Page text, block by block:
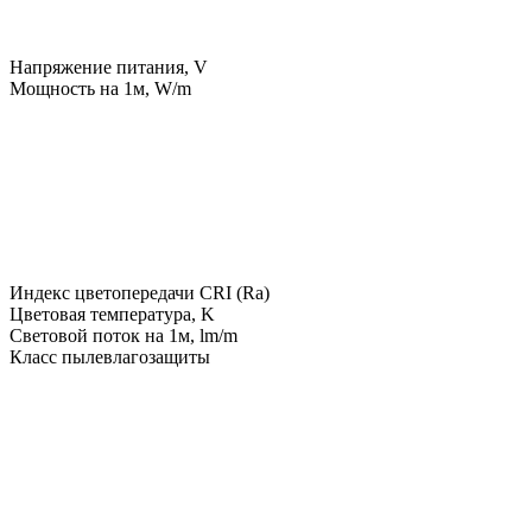
Напряжение питания, V
Мощность на 1м, W/m
Индекс цветопередачи CRI (Ra)
Цветовая температура, K
Световой поток на 1м, lm/m
Класс пылевлагозащиты